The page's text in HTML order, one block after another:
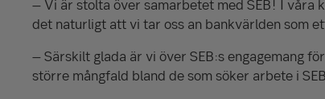
– Vi är stolta över samarbetet med SEB! I våra
det naturligt att vi tar oss an bankvärlden som
– Särskilt glada är vi över SEB:s engagemang
större mångfald bland de som söker arbete i